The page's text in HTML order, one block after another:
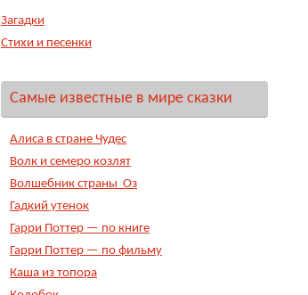
Загадки
Стихи и песенки
Самые известные в мире сказки
Алиса в стране Чудес
Волк и семеро козлят
Волшебник страны Оз
Гадкий утенок
Гарри Поттер — по книге
Гарри Поттер — по фильму
Каша из топора